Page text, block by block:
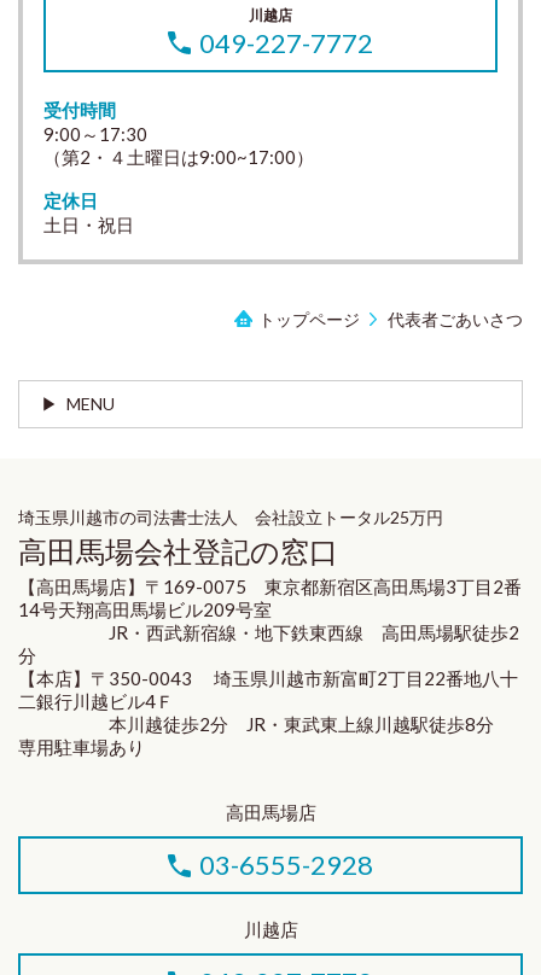
川越店
049-227-7772
受付時間
9:00～17:30
（第2・４土曜日は9:00~17:00）
定休日
土日・祝日
トップページ 代表者ごあいさつ
MENU
埼玉県川越市の司法書士法人 会社設立トータル25万円
高田馬場会社登記の窓口
【高田馬場店】〒169-0075 東京都新宿区高田馬場3丁目2番
14号天翔高田馬場ビル209号室
JR・西武新宿線・地下鉄東西線 高田馬場駅徒歩2
分
【本店】〒350-0043 埼玉県川越市新富町2丁目22番地八十
二銀行川越ビル4Ｆ
本川越徒歩2分 JR・東武東上線川越駅徒歩8分
専用駐車場あり
高田馬場店
03-6555-2928
川越店